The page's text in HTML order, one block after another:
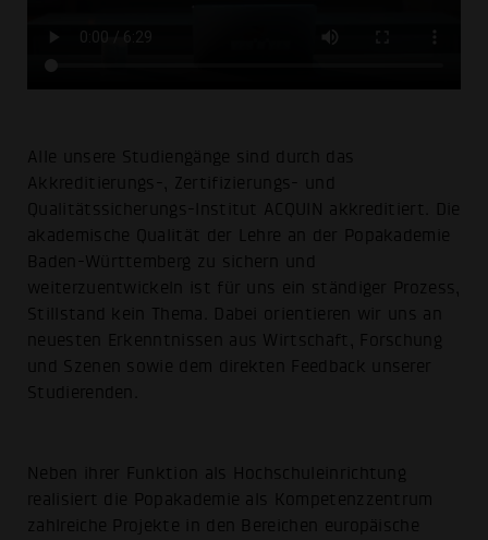
Alle unsere Studiengänge sind durch das
Akkreditierungs-, Zertifizierungs- und
Qualitätssicherungs-Institut ACQUIN akkreditiert. Die
akademische Qualität der Lehre an der Popakademie
Baden-Württemberg zu sichern und
weiterzuentwickeln ist für uns ein ständiger Prozess,
Stillstand kein Thema. Dabei orientieren wir uns an
neuesten Erkenntnissen aus Wirtschaft, Forschung
und Szenen sowie dem direkten Feedback unserer
Studierenden.
Neben ihrer Funktion als Hochschuleinrichtung
realisiert die Popakademie als Kompetenzzentrum
zahlreiche Projekte in den Bereichen europäische